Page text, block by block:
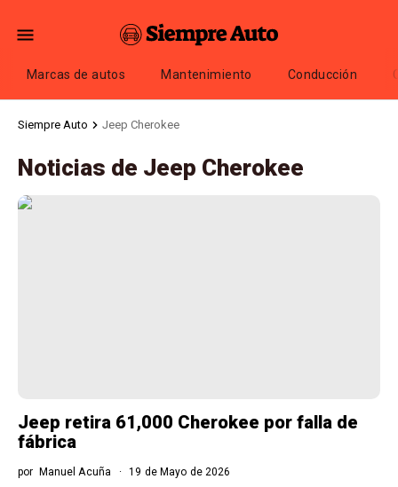
Marcas de autos Mantenimiento Conducción
Siempre Auto Jeep Cherokee
Noticias de Jeep Cherokee
Jeep retira 61,000 Cherokee por falla de
fábrica
por Manuel Acuña 19 de Mayo de 2026